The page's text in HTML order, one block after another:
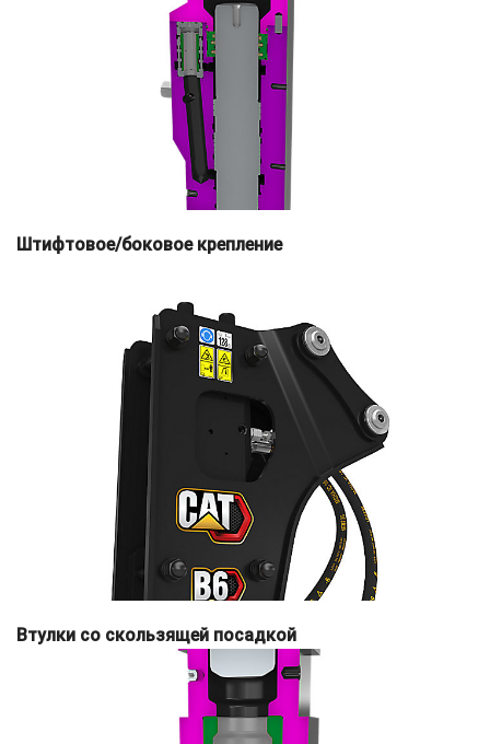
Штифтовое/боковое крепление
Втулки со скользящей посадкой